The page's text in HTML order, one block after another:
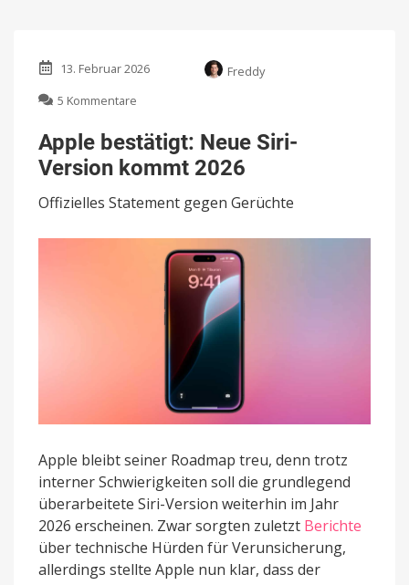
13. Februar 2026
Freddy
5 Kommentare
bestätigt:
Neue
Siri-
kommt
Apple bestätigt: Neue Siri-
Version kommt 2026
Offizielles Statement gegen Gerüchte
Apple bleibt seiner Roadmap treu, denn trotz
interner Schwierigkeiten soll die grundlegend
überarbeitete Siri-Version weiterhin im Jahr
2026 erscheinen. Zwar sorgten zuletzt Berichte
über technische Hürden für Verunsicherung,
allerdings stellte Apple nun klar, dass der